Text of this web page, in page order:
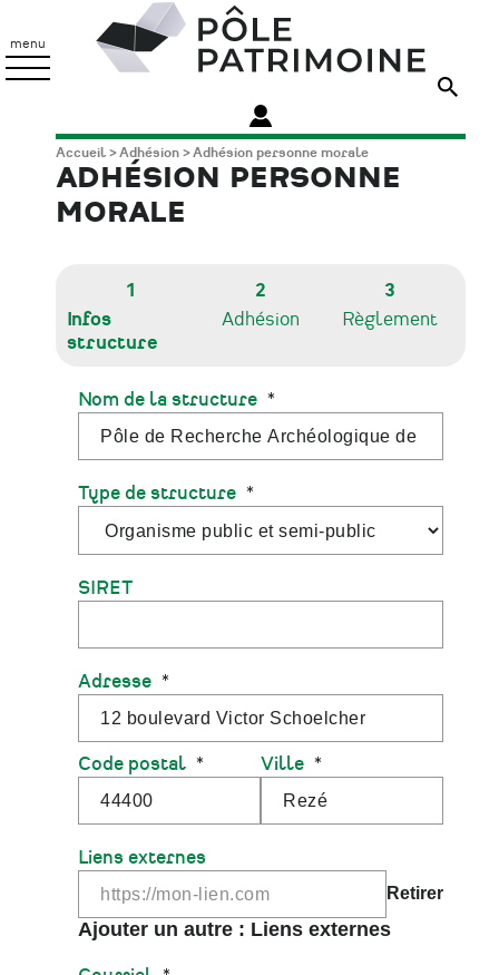
contenu
principal
menu
Patrimoine
Fil
d'Ariane
Accueil Adhésion Adhésion personne morale
ADHÉSION PERSONNE
MORALE
1
Infos
structure
2
Adhésion
3
Règlement
Nom de la structure
Type de structure
SIRET
Adresse
Code postal Ville
Liens externes